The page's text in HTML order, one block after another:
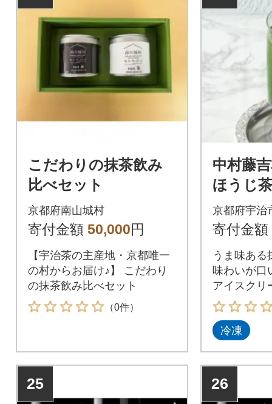
こだわりの抹茶飲み
比べセット
京都府南山城村
寄付金額 50,000円
【宇治茶の主産地・京都唯一
の村からお届け♪】 こだわり
の抹茶飲み比べセット
（0件）
中村藤
ほうじ
リーム
ィー
京都府宇治
寄付金額
うま味ある
味わいが口
アイスクリ
いグリーン
冷凍
25 26